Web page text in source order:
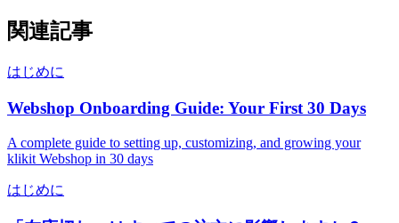
関連記事
はじめに
Webshop Onboarding Guide: Your First 30 Days
A complete guide to setting up, customizing, and growing your
klikit Webshop in 30 days
はじめに